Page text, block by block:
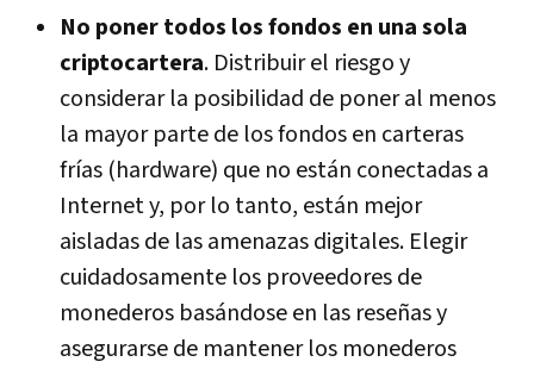
No poner todos los fondos en una sola
criptocartera. Distribuir el riesgo y
considerar la posibilidad de poner al menos
la mayor parte de los fondos en carteras
frías (hardware) que no están conectadas a
Internet y, por lo tanto, están mejor
aisladas de las amenazas digitales. Elegir
cuidadosamente los proveedores de
monederos basándose en las reseñas y
asegurarse de mantener los monederos